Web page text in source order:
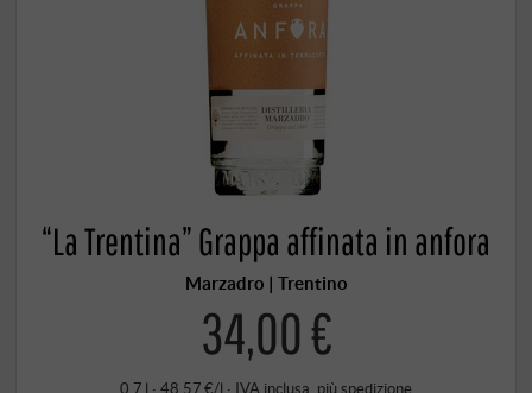
“La Trentina” Grappa affinata in anfora
Marzadro | Trentino
34,00 €
0,7 l · 48,57 €/l · IVA inclusa , più spedizione